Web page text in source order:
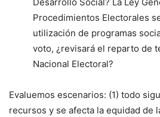
Procedimientos Electorales
utilización de programas
voto, ¿revisará el reparto de
Nacional Electoral?
Evaluemos escenarios: (1) todo
recursos y se afecta la equidad de